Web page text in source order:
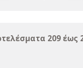
209 έως